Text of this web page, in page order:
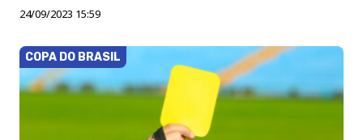
24/09/2023 15:59
COPA DO BRASIL